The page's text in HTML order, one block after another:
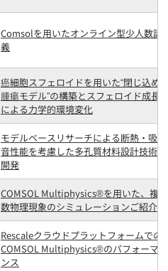
Comsolを用いたオンライン型少人数講
義
癌細胞スフェロイドを用いた“閉じ込め
腫瘍モデル”の構築とスフェロイド成長
による力学的環境変化
モデルベースリサーチによる断熱・吸遮
音性能を考慮した多孔質材料設計技術の
開発
COMSOL Multiphysics®を用いた、複
数物理現象のシミュレーションご紹介
Rescaleクラウドプラットフォームでの
COMSOL Multiphysics®のパフォーマ
ンス